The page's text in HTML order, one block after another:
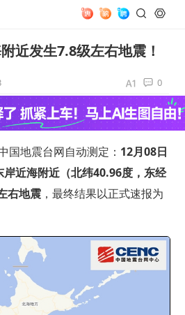
近发生7.8级左右地震！
0
国地震台网自动测定： 12月08日
近海附近（北纬40.96度，东经
右地震，最终结果以正式速报为